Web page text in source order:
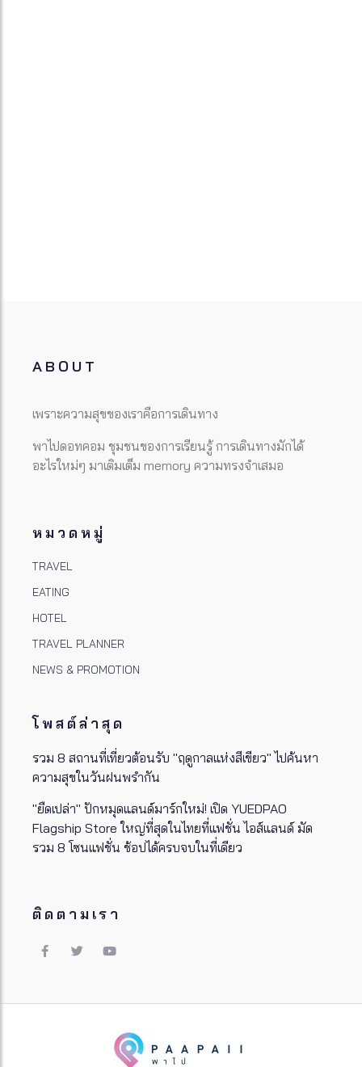
ABOUT
เพราะความสุขของเราคือการเดินทาง
พาไปดอทคอม ชุมชนของการเรียนรู้ การเดินทางมักได้
อะไรใหม่ๆ มาเติมเต็ม memory ความทรงจำเสมอ
หมวดหมู่
TRAVEL
EATING
HOTEL
TRAVEL PLANNER
NEWS & PROMOTION
โพสต์ล่าสุด
รวม 8 สถานที่เที่ยวต้อนรับ "ฤดูกาลแห่งสีเขียว" ไปค้นหา
ความสุขในวันฝนพรำกัน
"ยืดเปล่า" ปักหมุดแลนด์มาร์กใหม่! เปิด YUEDPAO
Flagship Store ใหญ่ที่สุดในไทยที่แฟชั่น ไอส์แลนด์ มัด
รวม 8 โซนแฟชั่น ช้อปได้ครบจบในที่เดียว
ติดตามเรา